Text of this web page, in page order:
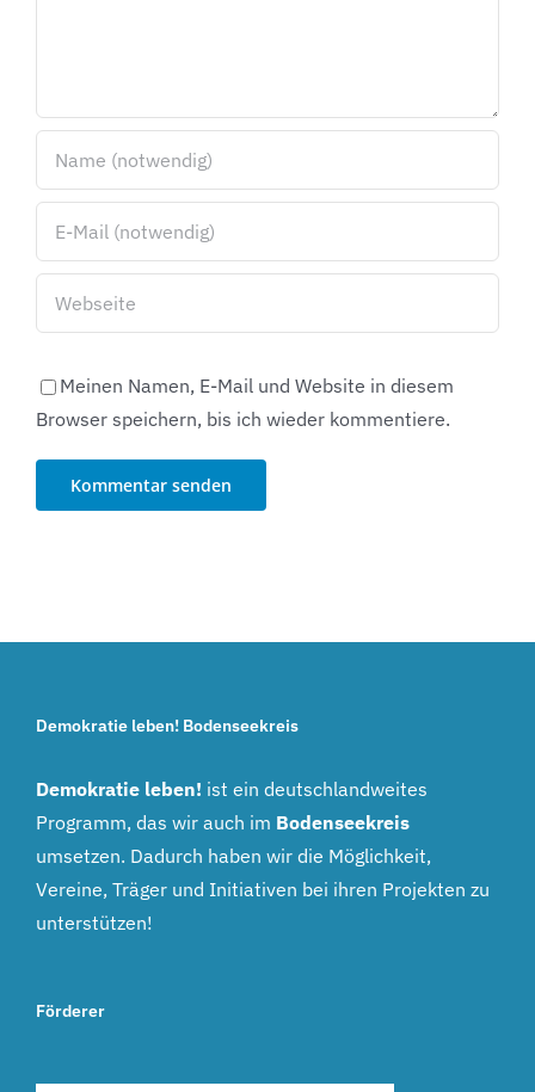
Meinen Namen, E-Mail und Website in diesem
Browser speichern, bis ich wieder kommentiere.
Demokratie leben! Bodenseekreis
Demokratie leben! ist ein deutschlandweites
Programm, das wir auch im Bodenseekreis
umsetzen. Dadurch haben wir die Möglichkeit,
Vereine, Träger und Initiativen bei ihren Projekten zu
unterstützen!
Förderer